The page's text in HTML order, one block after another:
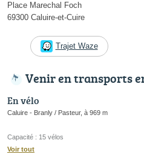
Place Marechal Foch
69300 Caluire-et-Cuire
Trajet Waze
Venir en transports
En vélo
Caluire - Branly / Pasteur, à 969 m
Capacité : 15 vélos
Voir tout